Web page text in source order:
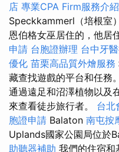
店 專業CPA Firm服務介紹
Speckkammerl（培根室
恩伯格女巫居住的，他居
申請 台胞證辦理 台中牙
優化 苗栗高品質外燴服務
藏查找遊戲的平台和任務
通過遠足和沼澤植物以及
來查看徒步旅行者。 台北
胞證申請 Balaton 南屯按
Uplands國家公園局位於
助聽器補助 我們的住宿和